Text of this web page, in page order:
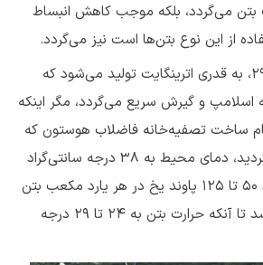
می‌گردد، بلکه موجب کاهش انبساط
از این نوع بتن‌ها است نیز می‌گردد.
در دمای محیط ۲۶ تا ۲۹، به قدری اترینگایت تولید می‌شود که
و گیرش سریع می‌گردد، مگر اینکه
ساخت تصفیه‌خانه فاضلاب هوستون که
در سال ۱۹۸۴ تکمیل گردید، دمای محیط به ۳۸ درجه سانتی‌گراد
رسیده بود. لذا از حدود ۵۰ تا ۱۲۵ پاوند یخ در هر یارد مکعب بتن
دارای سیمان استفاده شد تا آنکه حرارت بتن به ۲۴ تا ۲۹ درجه